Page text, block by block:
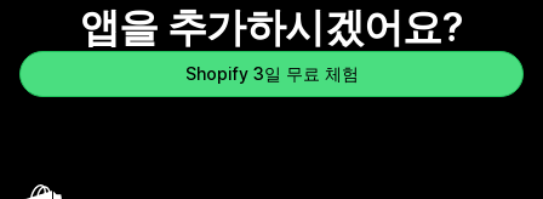
앱을 추가하시겠어요?
Shopify 3일 무료 체험